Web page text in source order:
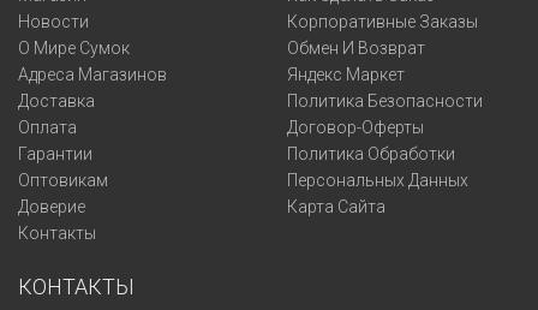
Новости
О Мире Сумок
Адреса Магазинов
Доставка
Оплата
Гарантии
Оптовикам
Доверие
Контакты
Корпоративные Заказы
Обмен И Возврат
Яндекс Маркет
Политика Безопасности
Договор-Оферты
Политика Обработки
Персональных Данных
Карта Сайта
КОНТАКТЫ